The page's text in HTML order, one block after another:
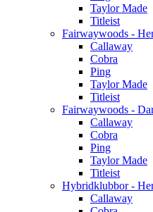
Taylor Made
Titleist
Fairwaywoods -
Callaway
Cobra
Ping
Taylor Made
Titleist
Fairwaywoods -
Callaway
Cobra
Ping
Taylor Made
Titleist
Hybridklubbor -
Callaway